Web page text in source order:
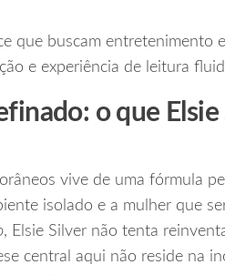
que buscam entretenimento
e experiência de leitura
o que Elsie
vive de uma fórmula
isolado e a mulher que
, Elsie Silver não tenta
central aqui não reside na